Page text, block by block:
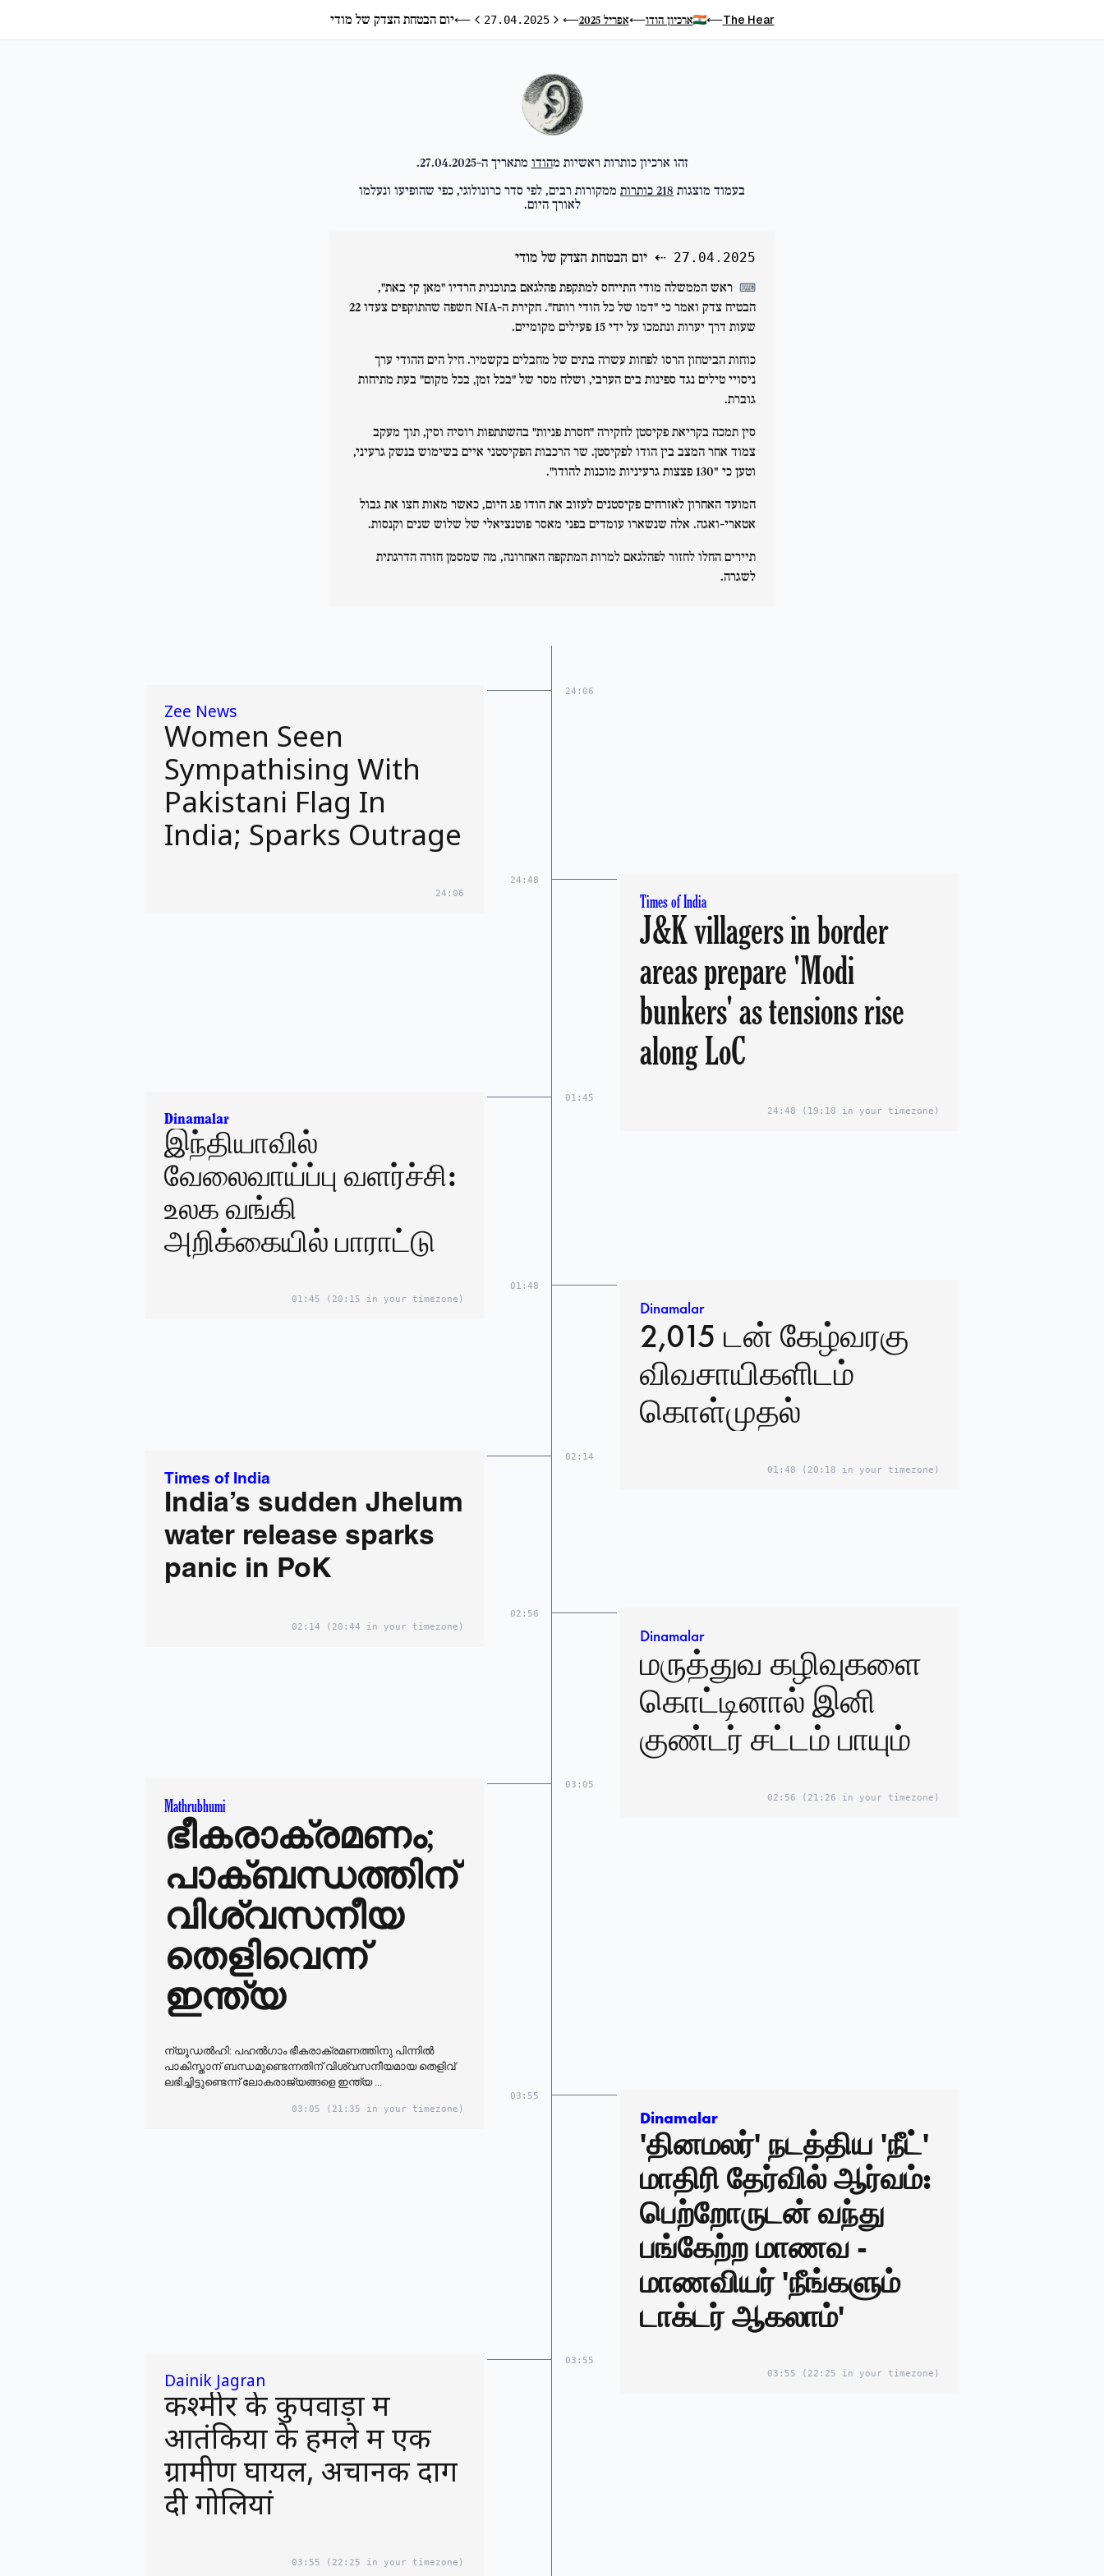
The Hear
⟵ ארכיון הודו⟵אפריל 2025 ⟵היום הקודם
27.04.2025 היום הבא
⟵יום הבטחת הצדק של מודי
זהו ארכיון כותרות ראשיות מהודו מתאריך ה-27.04.2025
.
בעמוד מוצגות 218 כותרות ממקורות רבים, לפי סדר כרונולוגי, כפי שהופיעו ונעלמו
לאורך היום.
27.04.2025
⇠ יום הבטחת הצדק של מודי
⌨ ראש הממשלה מודי התייחס למתקפת פהלגאם בתוכנית הרדיו "מאן קי באת",
הבטיח צדק ואמר כי "דמו של כל הודי רותח". חקירת ה-NIA חשפה שהתוקפים צעדו 22
שעות דרך יערות ונתמכו על ידי 15 פעילים מקומיים.
כוחות הביטחון הרסו לפחות עשרה בתים של מחבלים בקשמיר. חיל הים ההודי ערך
ניסויי טילים נגד ספינות בים הערבי, ושלח מסר של "בכל זמן, בכל מקום" בעת מתיחות
גוברת.
סין תמכה בקריאת פקיסטן לחקירה "חסרת פניות" בהשתתפות רוסיה וסין, תוך מעקב
צמוד אחר המצב בין הודו לפקיסטן. שר הרכבות הפקיסטני איים בשימוש בנשק גרעיני,
וטען כי "130 פצצות גרעיניות מוכנות להודו".
המועד האחרון לאזרחים פקיסטנים לעזוב את הודו פג היום, כאשר מאות חצו את גבול
אטארי-ואגה. אלה שנשארו עומדים בפני מאסר פוטנציאלי של שלוש שנים וקנסות.
תיירים החלו לחזור לפהלגאם למרות המתקפה האחרונה, מה שמסמן חזרה הדרגתית
לשגרה.
24:06
Zee News
Women Seen
Sympathising With
Pakistani Flag In
India; Sparks Outrage
24:06
24:48
Times of India
J&K villagers in border
areas prepare 'Modi
bunkers' as tensions rise
along LoC
24:48 (19:18 in your timezone)
01:45
Dinamalar
இந்தியாவில்
வேலைவாய்ப்பு வளர்ச்சி:
உலக வங்கி
அறிக்கையில் பாராட்டு
01:45 (20:15 in your timezone)
01:48
Dinamalar
2,015 டன் கேழ்வரகு
விவசாயிகளிடம்
கொள்முதல்
01:48 (20:18 in your timezone)
02:14
Times of India
India’s sudden Jhelum
water release sparks
panic in PoK
02:14 (20:44 in your timezone)
02:56
Dinamalar
மருத்துவ கழிவுகளை
கொட்டினால் இனி
குண்டர் சட்டம் பாயும்
02:56 (21:26 in your timezone)
03:05
Mathrubhumi
ഭീകരാക്രമണം;
പാക്ബന്ധത്തിന്
വിശ്വസനീയ
തെളിവെന്ന്
ഇന്ത്യ
ന്യൂഡൽഹി: പഹൽഗാം ഭീകരാക്രമണത്തിനു പിന്നിൽ
പാകിസ്താന് ബന്ധമുണ്ടെന്നതിന് വിശ്വസനീയമായ തെളിവ്
ലഭിച്ചിട്ടുണ്ടെന്ന് ലോകരാജ്യങ്ങളെ ഇന്ത്യ ...
03:05 (21:35 in your timezone)
03:55
Dinamalar
'தினமலர்' நடத்திய 'நீட்'
மாதிரி தேர்வில் ஆர்வம்:
பெற்றோருடன் வந்து
பங்கேற்ற மாணவ -
மாணவியர் 'நீங்களும்
டாக்டர் ஆகலாம்'
03:55 (22:25 in your timezone)
03:55
Dainik Jagran
कश्मीर के कुपवाड़ा में
आतंकियों के हमले में एक
ग्रामीण घायल, अचानक दाग
दी गोलियां
03:55 (22:25 in your timezone)